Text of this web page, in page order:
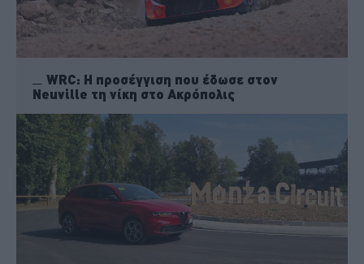
WRC: Η προσέγγιση που έδωσε στον
Neuville τη νίκη στο Ακρόπολις